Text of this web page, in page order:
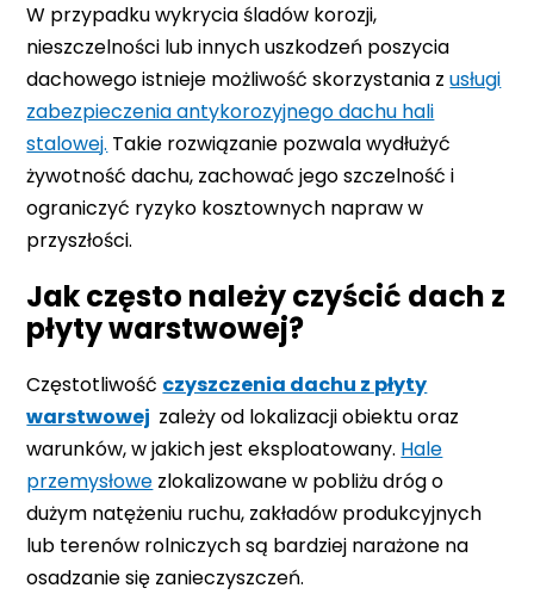
W przypadku wykrycia śladów korozji,
nieszczelności lub innych uszkodzeń poszycia
dachowego istnieje możliwość skorzystania zusługi
zabezpieczenia antykorozyjnego dachu hali
stalowej. Takie rozwiązanie pozwala wydłużyć
żywotność dachu, zachować jego szczelność i
ograniczyć ryzyko kosztownych napraw w
przyszłości.
Jak często należy czyścić dach z
płyty warstwowej?
Częstotliwość czyszczenia dachu z płyty
warstwowej zależy od lokalizacji obiektu oraz
warunków, w jakich jest eksploatowany. Hale
przemysłowe zlokalizowane w pobliżu dróg o
dużym natężeniu ruchu, zakładów produkcyjnych
lub terenów rolniczych są bardziej narażone na
osadzanie się zanieczyszczeń.